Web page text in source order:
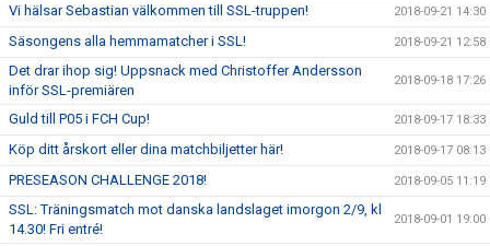
Vi hälsar Sebastian välkommen till SSL-truppen! 2018-09-21 14:30
Säsongens alla hemmamatcher i SSL! 2018-09-21 12:58
Det drar ihop sig! Uppsnack med Christoffer Andersson
inför SSL-premiären
2018-09-18 17:26
Guld till P05 i FCH Cup! 2018-09-17 18:33
Köp ditt årskort eller dina matchbiljetter här! 2018-09-17 08:13
PRESEASON CHALLENGE 2018! 2018-09-05 11:19
SSL: Träningsmatch mot danska landslaget imorgon 2/9, kl
14.30! Fri entré!
2018-09-01 19:00